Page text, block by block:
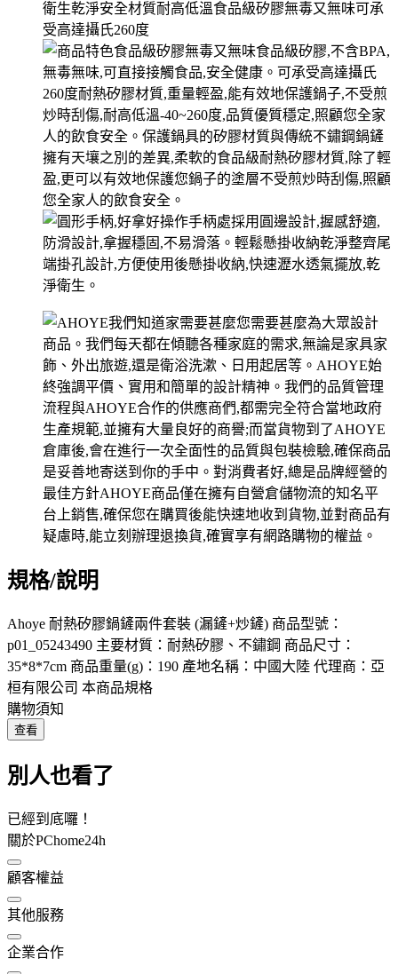
規格/說明
Ahoye 耐熱矽膠鍋鏟兩件套裝 (漏鏟+炒鏟) 商品型號：
p01_05243490 主要材質：耐熱矽膠、不鏽鋼 商品尺寸：
35*8*7cm 商品重量(g)：190 產地名稱：中國大陸 代理商：亞
桓有限公司 本商品規格
購物須知
查看
別人也看了
已經到底囉！
關於PChome24h
顧客權益
其他服務
企業合作